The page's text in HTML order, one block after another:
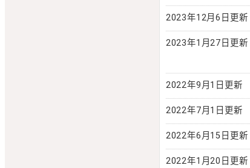
2023年12月6日更新
2023年1月27日更新
2022年9月1日更新
2022年7月1日更新
2022年6月15日更新
2022年1月20日更新